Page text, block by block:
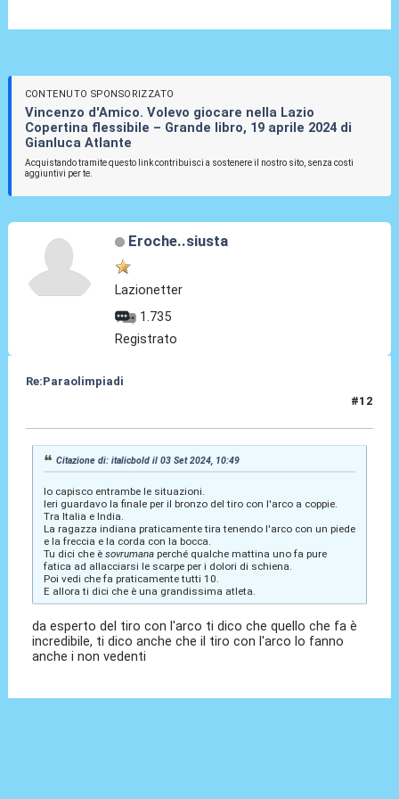
CONTENUTO SPONSORIZZATO
Vincenzo d'Amico. Volevo giocare nella Lazio
Copertina flessibile – Grande libro, 19 aprile 2024 di
Gianluca Atlante
Acquistando tramite questo link contribuisci a sostenere il nostro sito, senza costi
aggiuntivi per te.
Eroche..siusta
Lazionetter
1.735
Registrato
Re:Paraolimpiadi
#12
Citazione di: italicbold il 03 Set 2024, 10:49
Io capisco entrambe le situazioni.
Ieri guardavo la finale per il bronzo del tiro con l'arco a coppie.
Tra Italia e India.
La ragazza indiana praticamente tira tenendo l'arco con un piede
e la freccia e la corda con la bocca.
Tu dici che è sovrumanaperché qualche mattina uno fa pure
fatica ad allacciarsi le scarpe per i dolori di schiena.
Poi vedi che fa praticamente tutti 10.
E allora ti dici che è una grandissima atleta.
da esperto del tiro con l'arco ti dico che quello che fa è
incredibile, ti dico anche che il tiro con l'arco lo fanno
anche i non vedenti